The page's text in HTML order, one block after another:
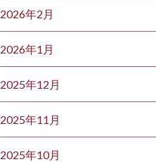
2026年2月
2026年1月
2025年12月
2025年11月
2025年10月